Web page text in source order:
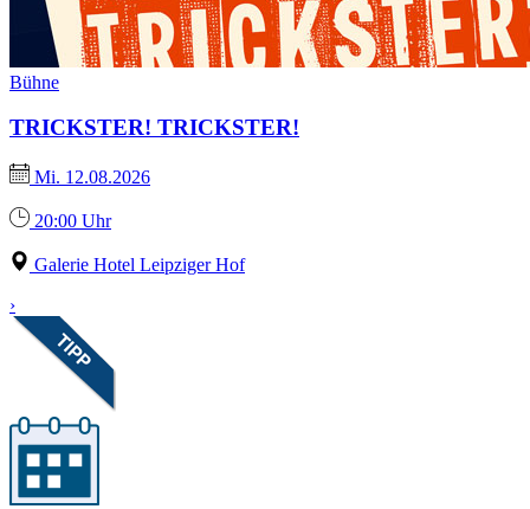
Bühne
TRICKSTER! TRICKSTER!
Mi. 12.08.2026
20:00 Uhr
Galerie Hotel Leipziger Hof
›